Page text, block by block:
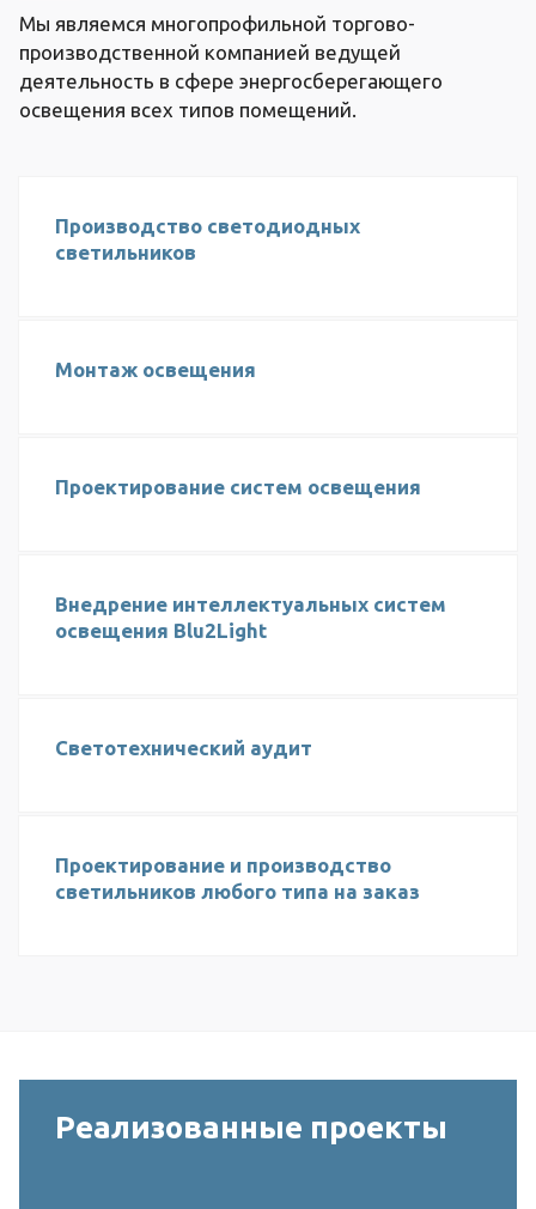
Мы являемся многопрофильной торгово-
производственной компанией ведущей
деятельность в сфере энергосберегающего
освещения всех типов помещений.
Производство светодиодных
светильников
Монтаж освещения
Проектирование систем освещения
Внедрение интеллектуальных систем
освещения Blu2Light
Светотехнический аудит
Проектирование и производство
светильников любого типа на заказ
Реализованные проекты